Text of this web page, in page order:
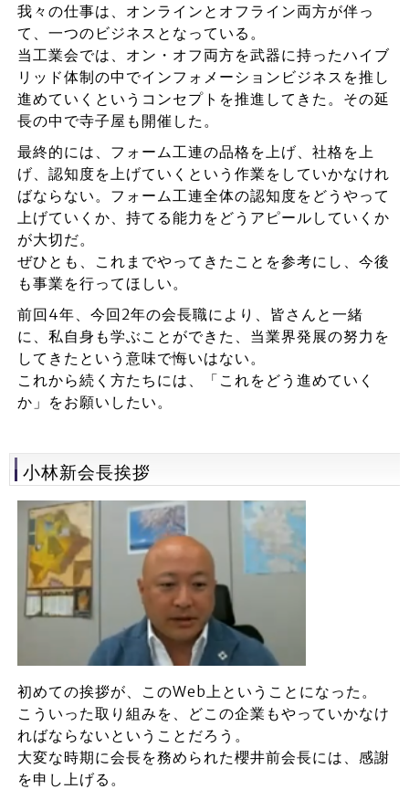
我々の仕事は、オンラインとオフライン両方が伴っ
て、一つのビジネスとなっている。
当工業会では、オン・オフ両方を武器に持ったハイブ
リッド体制の中でインフォメーションビジネスを推し
進めていくというコンセプトを推進してきた。その延
長の中で寺子屋も開催した。
最終的には、フォーム工連の品格を上げ、社格を上
げ、認知度を上げていくという作業をしていかなけれ
ばならない。フォーム工連全体の認知度をどうやって
上げていくか、持てる能力をどうアピールしていくか
が大切だ。
ぜひとも、これまでやってきたことを参考にし、今後
も事業を行ってほしい。
前回4年、今回2年の会長職により、皆さんと一緒
に、私自身も学ぶことができた、当業界発展の努力を
してきたという意味で悔いはない。
これから続く方たちには、「これをどう進めていく
か」をお願いしたい。
小林新会長挨拶
初めての挨拶が、このWeb上ということになった。
こういった取り組みを、どこの企業もやっていかなけ
ればならないということだろう。
大変な時期に会長を務められた櫻井前会長には、感謝
を申し上げる。